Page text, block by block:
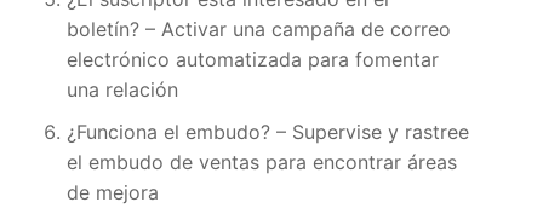
boletín? – Activar una campaña de correo
electrónico automatizada para fomentar
una relación
¿Funciona el embudo? – Supervise y rastree
el embudo de ventas para encontrar áreas
de mejora